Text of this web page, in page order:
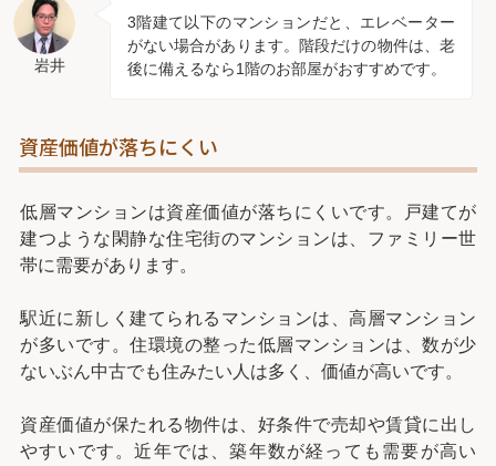
岩井
3階建て以下のマンションだと、エレベーター
がない場合があります。階段だけの物件は、老
後に備えるなら1階のお部屋がおすすめです。
資産価値が落ちにくい
低層マンションは資産価値が落ちにくいです。戸建てが
建つような閑静な住宅街のマンションは、ファミリー世
帯に需要があります。
駅近に新しく建てられるマンションは、高層マンション
が多いです。住環境の整った低層マンションは、数が少
ないぶん中古でも住みたい人は多く、価値が高いです。
資産価値が保たれる物件は、好条件で売却や賃貸に出し
やすいです。近年では、築年数が経っても需要が高い